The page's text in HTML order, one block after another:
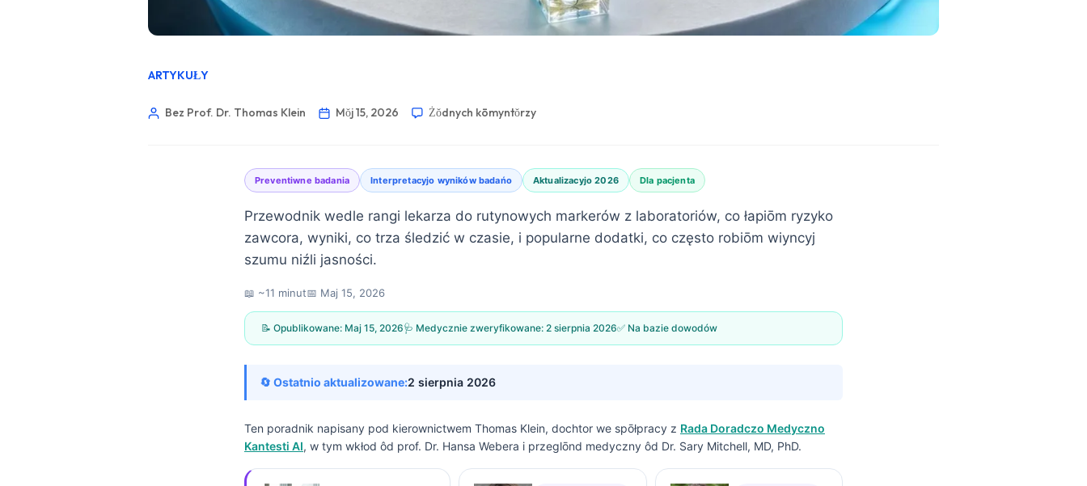
ARTYKUŁY
Bez Prof. Dr. Thomas Klein Mŏj 15, 2026 Żŏdnych kōmyntŏrzy
Preventiwne badania Interpretacyjo wyników badańo Aktualizacyjo 2026 Dla pacjenta
Przewodnik wedle rangi lekarza do rutynowych markerów z laboratoriów, co łapiōm ryzyko
zawcora, wyniki, co trza śledzić w czasie, i popularne dodatki, co często robiōm wiyncyj
szumu niźli jasności.
📖 ~11 minut📅 Maj 15, 2026
📝 Opublikowane: Maj 15, 2026🩺 Medycznie zweryfikowane: 2 sierpnia 2026✅ Na bazie dowodów
🔄 Ostatnio aktualizowane:2 sierpnia 2026
Ten poradnik napisany pod kierownictwem Thomas Klein, dochtor we spōłpracy z Rada Doradczo Medyczno
Kantesti AI, w tym wkłod ôd prof. Dr. Hansa Webera i przeglōnd medyczny ôd Dr. Sary Mitchell, MD, PhD.